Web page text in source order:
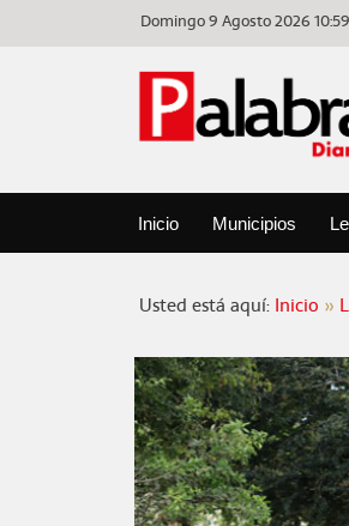
Domingo 9 Agosto 2026
Inicio Municipios
Usted está aquí: Inicio